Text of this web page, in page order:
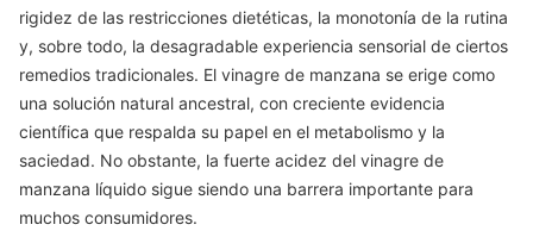
rigidez de las restricciones dietéticas, la monotonía de la rutina
y, sobre todo, la desagradable experiencia sensorial de ciertos
remedios tradicionales. El vinagre de manzana se erige como
una solución natural ancestral, con creciente evidencia
científica que respalda su papel en el metabolismo y la
saciedad. No obstante, la fuerte acidez del vinagre de
manzana líquido sigue siendo una barrera importante para
muchos consumidores.